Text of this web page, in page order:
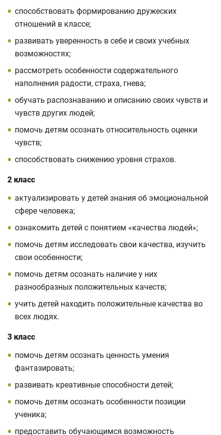
способствовать формированию дружеских
отношений в классе;
развивать уверенность в себе и своих учебных
возможностях;
рассмотреть особенности содержательного
наполнения радости, страха, гнева;
обучать распознаванию и описанию своих чувств и
чувств других людей;
помочь детям осознать относительность оценки
чувств;
способствовать снижению уровня страхов.
2 класс
актуализировать у детей знания об эмоциональной
сфере человека;
ознакомить детей с понятием «качества людей»;
помочь детям исследовать свои качества, изучить
свои особенности;
помочь детям осознать наличие у них
разнообразных положительных качеств;
учить детей находить положительные качества во
всех людях.
3 класс
помочь детям осознать ценность умения
фантазировать;
развивать креативные способности детей;
помочь детям осознать особенности позиции
ученика;
предоставить обучающимся возможность